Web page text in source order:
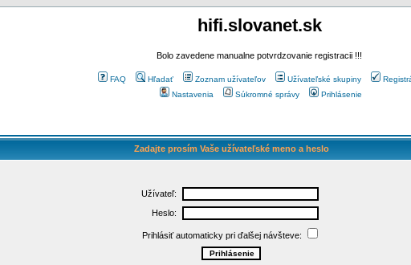
hifi.slovanet.sk
Bolo zavedene manualne potvrdzovanie registracii !!!
FAQ Hľadať Zoznam užívateľov Užívateľské skupiny
Nastavenia
Súkromné správy Prihlásenie
Zadajte prosím Vaše užívateľské meno a heslo
Užívateľ:
Heslo:
Prihlásiť automaticky pri ďalšej návšteve: